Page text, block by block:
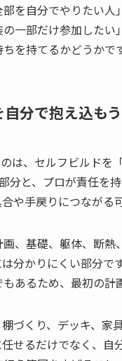
を自分でやりたい
一部だけ参加した
を持てるかどうかです
分で抱え込も
は、セルフビルド
分と、プロが責任を
や手戻りにつながる
、基礎、躯体、断
分かりにくい部分
あるため、最初の計
づくり、デッキ、
せるだけでなく、